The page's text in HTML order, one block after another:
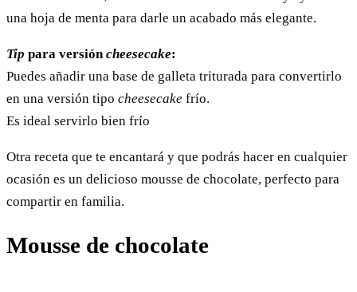
una hoja de menta para darle un acabado más elegante.
Tip para versióncheesecake:
Puedes añadir una base de galleta triturada para convertirlo
en una versión tipo cheesecake frío.
Es ideal servirlo bien frío
Otra receta que te encantará y que podrás hacer en cualquier
ocasión es un delicioso mousse de chocolate, perfecto para
compartir en familia.
Mousse de chocolate